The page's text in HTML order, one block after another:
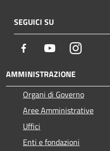
SEGUICI SU
Facebook YoutubeInstagram
AMMINISTRAZIONE
Organi di Governo
Aree Amministrative
Uffici
Enti e fondazioni